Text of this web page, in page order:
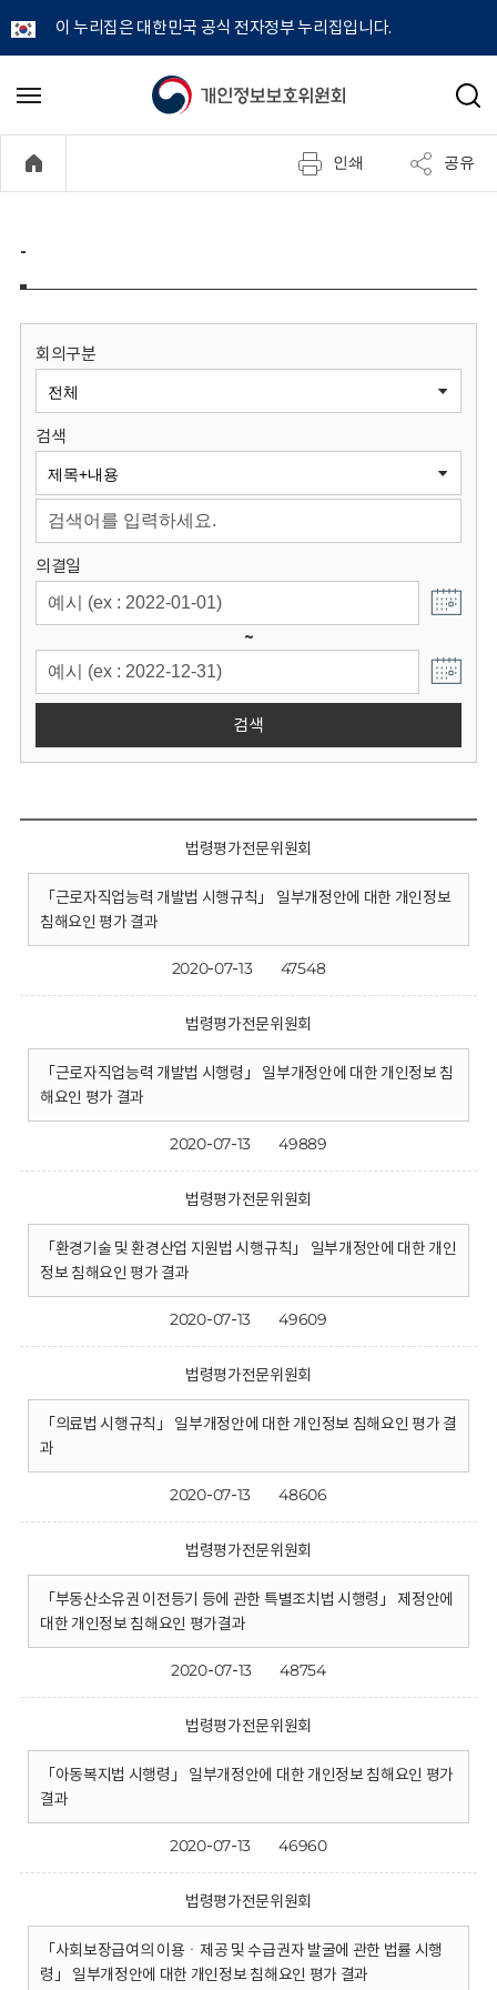
이 누리집은 대한민국 공식 전자정부 누리집입니다.
개
정
보
원
회
메
기
검
인쇄 공유
-
회의구분
검색
의결일
~
검색
법령평가전문위원회
「근로자직업능력 개발법 시행규칙」 일부개정안에 대한 개인정보
침해요인 평가 결과
2020-07-13 47548
법령평가전문위원회
「근로자직업능력 개발법 시행령」 일부개정안에 대한 개인정보 침
해요인 평가 결과
2020-07-13 49889
법령평가전문위원회
「환경기술 및 환경산업 지원법 시행규칙」 일부개정안에 대한 개인
정보 침해요인 평가 결과
2020-07-13 49609
법령평가전문위원회
「의료법 시행규칙」 일부개정안에 대한 개인정보 침해요인 평가 결
과
2020-07-13 48606
법령평가전문위원회
「부동산소유권 이전등기 등에 관한 특별조치법 시행령」 제정안에
대한 개인정보 침해요인 평가결과
2020-07-13 48754
법령평가전문위원회
「아동복지법 시행령」 일부개정안에 대한 개인정보 침해요인 평가
결과
2020-07-13 46960
법령평가전문위원회
「사회보장급여의 이용ㆍ제공 및 수급권자 발굴에 관한 법률 시행
령」 일부개정안에 대한 개인정보 침해요인 평가 결과